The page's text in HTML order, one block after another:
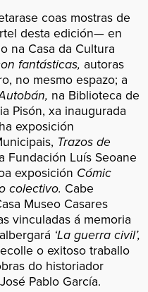
coas mostras de
desta edición— en
na Casa da Cultura
fantásticas, autoras
no mesmo espazo; a
na Biblioteca de
Pisón, xa inaugurada
exposición
Trazos de
Fundación Luís Seoane
exposición Cómic
colectivo. Cabe
Museo Casares
vinculadas á memoria
‘La guerra civil’,
o exitoso traballo
do historiador
Pablo García.